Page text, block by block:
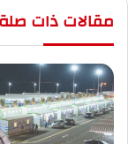
مقالات ذات صلة